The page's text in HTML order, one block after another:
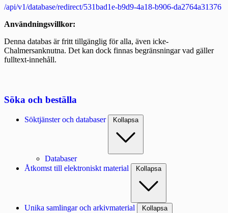
/api/v1/database/redirect/531bad1e-b9d9-4a18-b906-da2764a31376
Användningsvillkor:
Denna databas är fritt tillgänglig för alla, även icke-
Chalmersanknutna. Det kan dock finnas begränsningar vad gäller
fulltext-innehåll.
Söka och beställa
Söktjänster och databaser Kollapsa
Databaser
Åtkomst till elektroniskt material
Kollapsa
Unika samlingar och arkivmaterial Kollapsa